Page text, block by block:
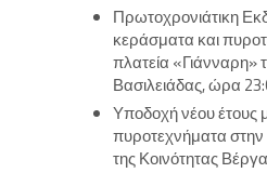
Πρωτοχρονιάτικη
κεράσματα και
πλατεία «Γιάνναρη»
Βασιλειάδας, ώρα
Υποδοχή νέου έτους
πυροτεχνήματα στην
της Κοινότητας